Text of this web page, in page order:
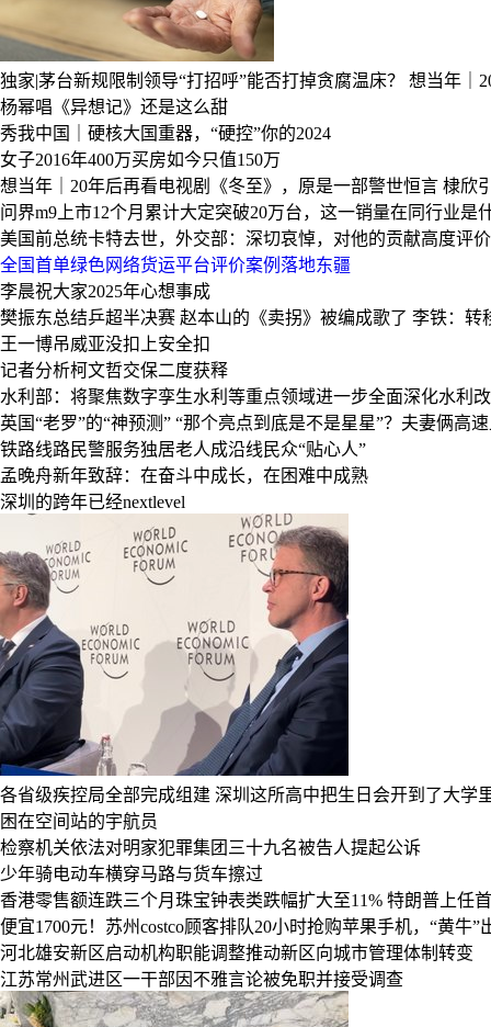
独家|茅台新规限制领导“打招呼”能否打掉贪腐温床？
想当年｜
杨幂唱《异想记》还是这么甜
秀我中国｜硬核大国重器，“硬控”你的2024
女子2016年400万买房如今只值150万
想当年｜20年后再看电视剧《冬至》，原是一部警世恒言 棣欣
问界m9上市12个月累计大定突破20万台，这一销量在同行业是
美国前总统卡特去世，外交部：深切哀悼，对他的贡献高度评价
全国首单绿色网络货运平台评价案例落地东疆
李晨祝大家2025年心想事成
樊振东总结乒超半决赛 赵本山的《卖拐》被编成歌了 李铁：转
王一博吊威亚没扣上安全扣
记者分析柯文哲交保二度获释
水利部：将聚焦数字孪生水利等重点领域进一步全面深化水利
英国“老罗”的“神预测” “那个亮点到底是不是星星”？夫妻俩高
铁路线路民警服务独居老人成沿线民众“贴心人”
孟晚舟新年致辞：在奋斗中成长，在困难中成熟
深圳的跨年已经nextlevel
各省级疾控局全部完成组建 深圳这所高中把生日会开到了大学
困在空间站的宇航员
检察机关依法对明家犯罪集团三十九名被告人提起公诉
少年骑电动车横穿马路与货车擦过
香港零售额连跌三个月珠宝钟表类跌幅扩大至11% 特朗普上任
便宜1700元！苏州costco顾客排队20小时抢购苹果手机，“黄牛”
河北雄安新区启动机构职能调整推动新区向城市管理体制转变
江苏常州武进区一干部因不雅言论被免职并接受调查